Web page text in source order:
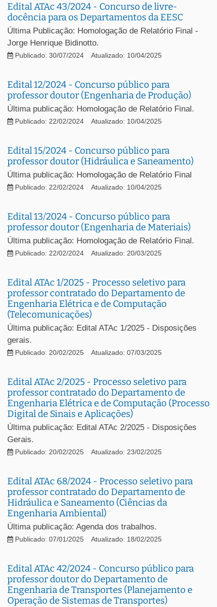
Edital ATAc 43/2024 - Concurso de livre-
docência para os Departamentos da EESC
Última Publicação: Homologação de Relatório Final -
Jorge Henrique Bidinotto.
Publicado: 30/07/2024 Atualizado: 10/04/2025
Edital 12/2024 - Concurso público para
professor doutor (Engenharia de Produção)
Última publicação: Homologação de Relatório Final.
Publicado: 22/02/2024 Atualizado: 10/04/2025
Edital 15/2024 - Concurso público para
professor doutor (Hidráulica e Saneamento)
Última publicação: Homologação de Relatório Final
Publicado: 22/02/2024 Atualizado: 10/04/2025
Edital 13/2024 - Concurso público para
professor doutor (Engenharia de Materiais)
Última publicação: Homologação de Relatório Final.
Publicado: 22/02/2024 Atualizado: 20/03/2025
Edital ATAc 1/2025 - Processo seletivo para
professor contratado do Departamento de
Engenharia Elétrica e de Computação
(Telecomunicações)
Última publicação: Edital ATAc 1/2025 - Disposições
gerais.
Publicado: 20/02/2025 Atualizado: 07/03/2025
Edital ATAc 2/2025 - Processo seletivo para
professor contratado do Departamento de
Engenharia Elétrica e de Computação (Processo
Digital de Sinais e Aplicações)
Última publicação: Edital ATAc 2/2025 - Disposições
Gerais.
Publicado: 20/02/2025 Atualizado: 23/02/2025
Edital ATAc 68/2024 - Processo seletivo para
professor contratado do Departamento de
Hidráulica e Saneamento (Ciências da
Engenharia Ambiental)
Última publicação: Agenda dos trabalhos.
Publicado: 07/01/2025 Atualizado: 18/02/2025
Edital ATAc 42/2024 - Concurso público para
professor doutor do Departamento de
Engenharia de Transportes (Planejamento e
Operação de Sistemas de Transportes)